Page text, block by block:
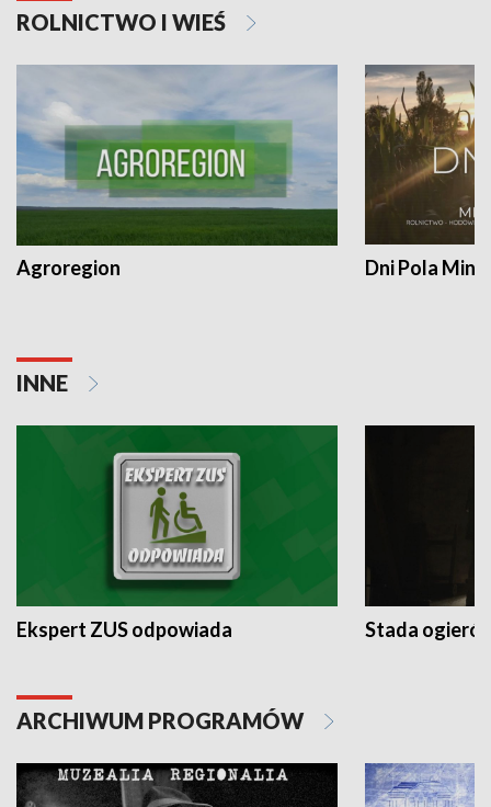
ROLNICTWO I WIEŚ
Agroregion Dni Pola
INNE
Ekspert ZUS odpowiada Stada
ARCHIWUM PROGRAMÓW